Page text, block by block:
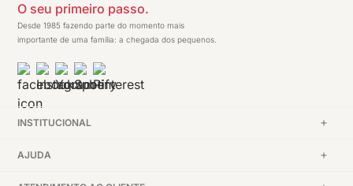
O seu primeiro passo.
Desde 1985 fazendo parte do momento mais
importante de uma família: a chegada dos pequenos.
INSTITUCIONAL
AJUDA